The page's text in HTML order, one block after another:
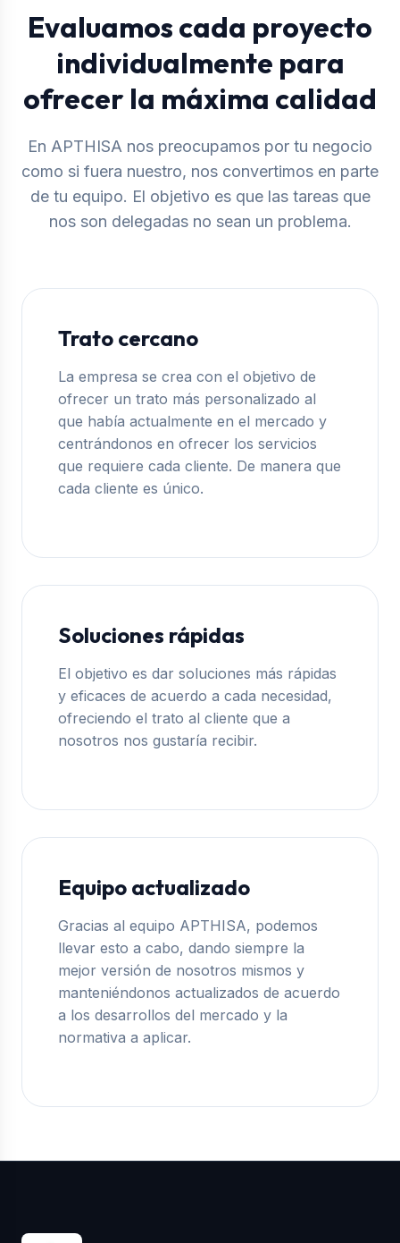
Evaluamos cada proyecto
individualmente para
ofrecer la máxima calidad
En APTHISA nos preocupamos por tu negocio
como si fuera nuestro, nos convertimos en parte
de tu equipo. El objetivo es que las tareas que
nos son delegadas no sean un problema.
Trato cercano
La empresa se crea con el objetivo de
ofrecer un trato más personalizado al
que había actualmente en el mercado y
centrándonos en ofrecer los servicios
que requiere cada cliente. De manera que
cada cliente es único.
Soluciones rápidas
El objetivo es dar soluciones más rápidas
y eficaces de acuerdo a cada necesidad,
ofreciendo el trato al cliente que a
nosotros nos gustaría recibir.
Equipo actualizado
Gracias al equipo APTHISA, podemos
llevar esto a cabo, dando siempre la
mejor versión de nosotros mismos y
manteniéndonos actualizados de acuerdo
a los desarrollos del mercado y la
normativa a aplicar.